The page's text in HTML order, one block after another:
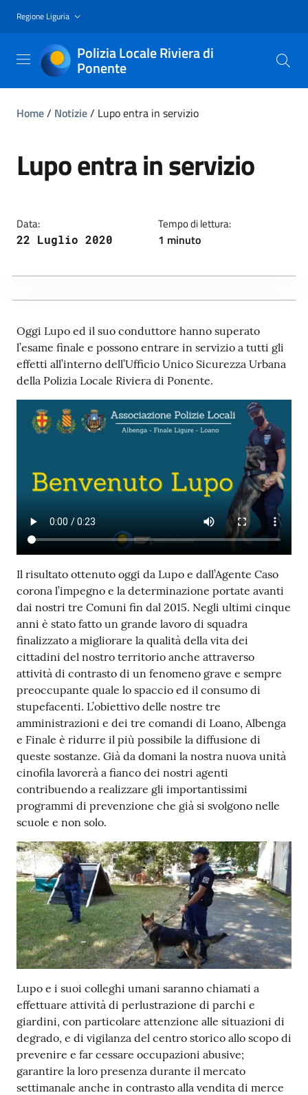
Regione Liguria
Polizia Locale Riviera di
Ponente
Home/ Notizie/ Lupo entra in servizio
Lupo entra in servizio
Data:
22 Luglio 2020
Tempo di lettura:
1 minuto
Oggi Lupo ed il suo conduttore hanno superato
l’esame finale e possono entrare in servizio a tutti gli
effetti all’interno dell’Ufficio Unico Sicurezza Urbana
della Polizia Locale Riviera di Ponente.
Il risultato ottenuto oggi da Lupo e dall’Agente Caso
corona l’impegno e la determinazione portate avanti
dai nostri tre Comuni fin dal 2015. Negli ultimi cinque
anni è stato fatto un grande lavoro di squadra
finalizzato a migliorare la qualità della vita dei
cittadini del nostro territorio anche attraverso
attività di contrasto di un fenomeno grave e sempre
preoccupante quale lo spaccio ed il consumo di
stupefacenti. L’obiettivo delle nostre tre
amministrazioni e dei tre comandi di Loano, Albenga
e Finale è ridurre il più possibile la diffusione di
queste sostanze. Già da domani la nostra nuova unità
cinofila lavorerà a fianco dei nostri agenti
contribuendo a realizzare gli importantissimi
programmi di prevenzione che già si svolgono nelle
scuole e non solo.
Lupo e i suoi colleghi umani saranno chiamati a
effettuare attività di perlustrazione di parchi e
giardini, con particolare attenzione alle situazioni di
degrado, e di vigilanza del centro storico allo scopo di
prevenire e far cessare occupazioni abusive;
garantire la loro presenza durante il mercato
settimanale anche in contrasto alla vendita di merce